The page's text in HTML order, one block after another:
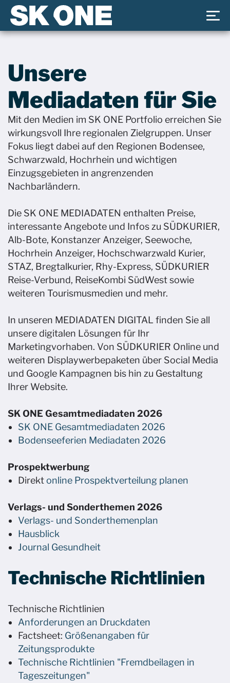
Unsere
Mediadaten für Sie
Mit den Medien im SK ONE Portfolio erreichen Sie
wirkungsvoll Ihre regionalen Zielgruppen. Unser
Fokus liegt dabei auf den Regionen Bodensee,
Schwarzwald, Hochrhein und wichtigen
Einzugsgebieten in angrenzenden
Nachbarländern.
Die SK ONE MEDIADATEN enthalten Preise,
interessante Angebote und Infos zu SÜDKURIER,
Alb-Bote, Konstanzer Anzeiger, Seewoche,
Hochrhein Anzeiger, Hochschwarzwald Kurier,
STAZ, Bregtalkurier, Rhy-Express, SÜDKURIER
Reise-Verbund, ReiseKombi SüdWest sowie
weiteren Tourismusmedien und mehr.
In unseren MEDIADATEN DIGITAL finden Sie all
unsere digitalen Lösungen für Ihr
Marketingvorhaben. Von SÜDKURIER Online und
weiteren Displaywerbepaketen über Social Media
und Google Kampagnen bis hin zu Gestaltung
Ihrer Website.
SK ONE Gesamtmediadaten 2026
SK ONE Gesamtmediadaten 2026
Bodenseeferien Mediadaten 2026
Prospektwerbung
Direktonline Prospektverteilung planen
Verlags- und Sonderthemen 2026
Verlags- und Sonderthemenplan
Hausblick
Journal Gesundheit
Technische Richtlinien
Technische Richtlinien
Anforderungen an Druckdaten
Factsheet: Größenangaben für
Zeitungsprodukte
Technische Richtlinien "Fremdbeilagen in
Tageszeitungen"